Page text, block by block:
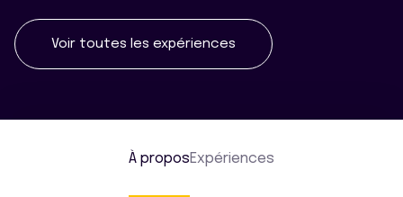
Voir toutes les expériences
À proposExpériences